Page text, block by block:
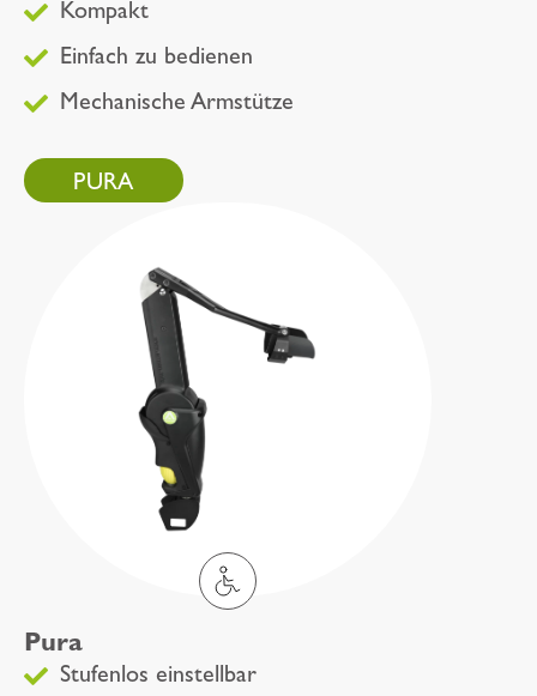
Kompakt
Einfach zu bedienen
Mechanische Armstütze
PURA
Pura
Stufenlos einstellbar